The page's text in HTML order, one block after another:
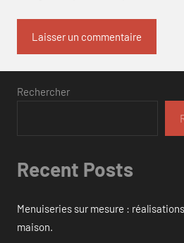
Rechercher
Recent Posts
Menuiseries sur mesure :
maison.